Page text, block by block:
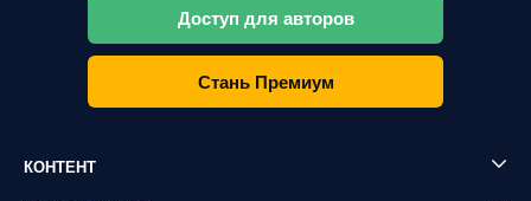
Доступ для авторов
Стань Премиум
КОНТЕНТ